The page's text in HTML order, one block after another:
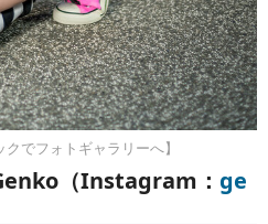
クでフォトギャラリーへ】
（Instagram： ge